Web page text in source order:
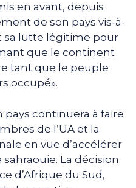
en avant, depuis
de son pays vis-à-
sa lutte légitime pour
que le continent
tant que le peuple
occupé».
pays continuera à faire
de l’UA et la
en vue d’accélérer
La décision
d’Afrique du Sud,